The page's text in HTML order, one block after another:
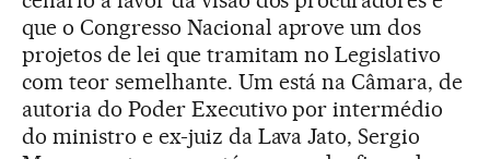
que o Congresso Nacional aprove um dos
projetos de lei que tramitam no Legislativo
com teor semelhante. Um está na Câmara, de
autoria do Poder Executivo por intermédio
do ministro e ex-juiz da Lava Jato, Sergio